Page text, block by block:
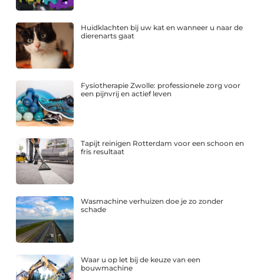
Huidklachten bij uw kat en wanneer u naar de
dierenarts gaat
Fysiotherapie Zwolle: professionele zorg voor
een pijnvrij en actief leven
Tapijt reinigen Rotterdam voor een schoon en
fris resultaat
Wasmachine verhuizen doe je zo zonder
schade
Waar u op let bij de keuze van een
bouwmachine